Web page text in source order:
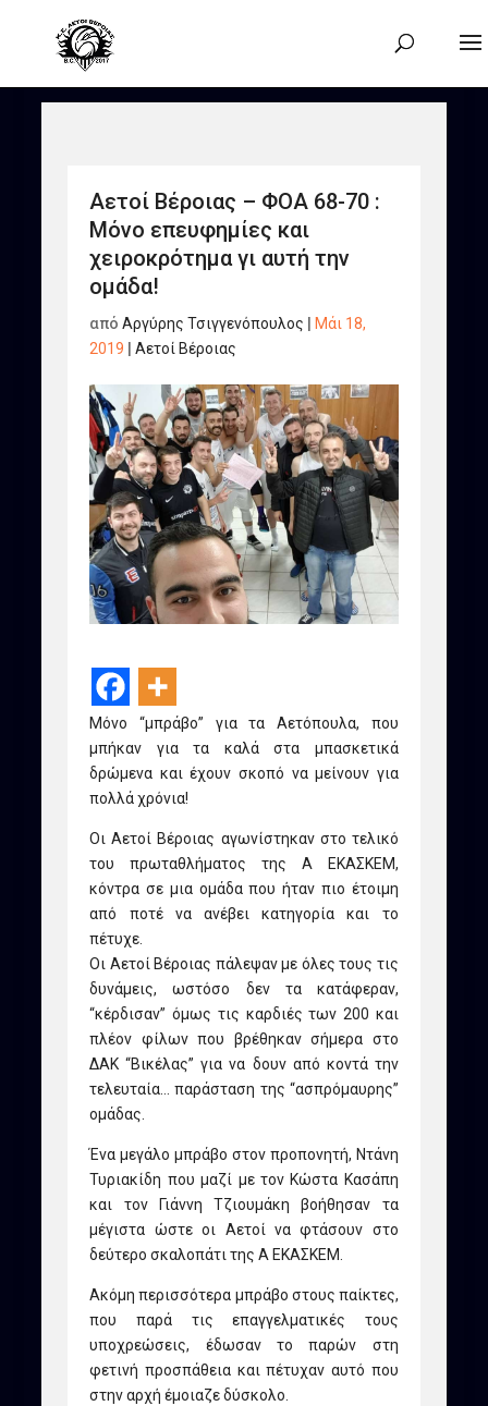
Αετοί Βέροιας – ΦΟΑ 68-70 :
Μόνο επευφημίες και
χειροκρότημα γι αυτή την
ομάδα!
απόΑργύρης Τσιγγενόπουλος
Μάι 18,
2019 |Αετοί Βέροιας
Μόνο “μπράβο” για τα Αετόπουλα, που
μπήκαν για τα καλά στα μπασκετικά
δρώμενα και έχουν σκοπό να μείνουν για
πολλά χρόνια!
Οι Αετοί Βέροιας αγωνίστηκαν στο τελικό
του πρωταθλήματος της Α ΕΚΑΣΚΕΜ,
κόντρα σε μια ομάδα που ήταν πιο έτοιμη
από ποτέ να ανέβει κατηγορία και το
πέτυχε.
Οι Αετοί Βέροιας πάλεψαν με όλες τους τις
δυνάμεις, ωστόσο δεν τα κατάφεραν,
“κέρδισαν” όμως τις καρδιές των 200 και
πλέον φίλων που βρέθηκαν σήμερα στο
ΔΑΚ “Βικέλας” για να δουν από κοντά την
τελευταία… παράσταση της “ασπρόμαυρης”
ομάδας.
Ένα μεγάλο μπράβο στον προπονητή, Ντάνη
Τυριακίδη που μαζί με τον Κώστα Κασάπη
και τον Γιάννη Τζιουμάκη βοήθησαν τα
μέγιστα ώστε οι Αετοί να φτάσουν στο
δεύτερο σκαλοπάτι της Α ΕΚΑΣΚΕΜ.
Ακόμη περισσότερα μπράβο στους παίκτες,
που παρά τις επαγγελματικές τους
υποχρεώσεις, έδωσαν το παρών στη
φετινή προσπάθεια και πέτυχαν αυτό που
στην αρχή έμοιαζε δύσκολο.